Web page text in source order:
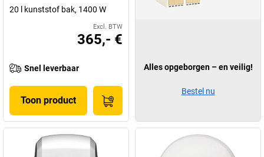
20 l kunststof bak, 1400 W
Excl. BTW
365,- €
Snel leverbaar
Toon product
Alles opgeborgen – en veilig!
Bestel nu